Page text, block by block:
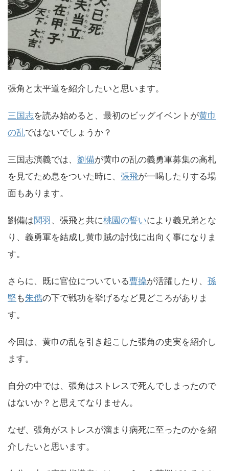
張角と太平道を紹介したいと思います。
三国志を読み始めると、最初のビッグイベントが黄巾
の乱ではないでしょうか？
三国志演義では、 劉備が黄巾の乱の義勇軍募集の高札
を見てため息をついた時に、 張飛が一喝したりする場
面もあります。
劉備は関羽 、張飛と共に桃園の誓いにより義兄弟とな
り、義勇軍を結成し黄巾賊の討伐に出向く事になりま
す。
さらに、既に官位についている曹操が活躍したり、 孫
堅 も朱儁の下で戦功を挙げるなど見どころがありま
す。
今回は、黄巾の乱を引き起こした張角の史実を紹介し
ます。
自分の中では、張角はストレスで死んでしまったので
はないか？と思えてなりません。
なぜ、張角がストレスが溜まり病死に至ったのかを紹
介したいと思います。